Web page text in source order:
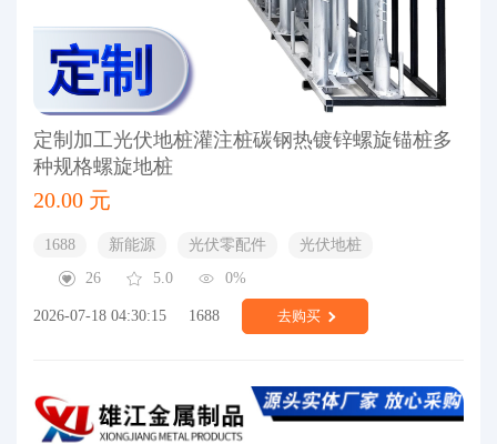
定制加工光伏地桩灌注桩碳钢热镀锌螺旋锚桩多
种规格螺旋地桩
20.00 元
1688 新能源 光伏零配件
光伏地桩
26
5.0 0%
2026-07-18 04:30:15 1688 去购买